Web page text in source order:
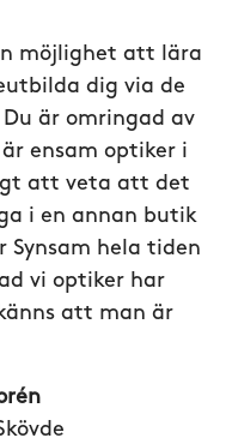
möjlighet att lära
dig via de
är omringad av
ensam optiker i
att veta att det
i en annan butik
hela tiden
vi optiker har
att man är